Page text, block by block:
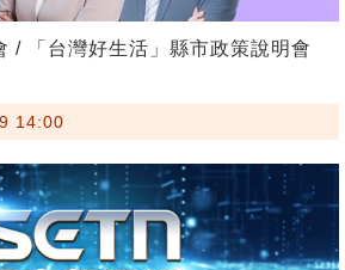
/ 「台灣好生活」縣市政策說明會
14:00